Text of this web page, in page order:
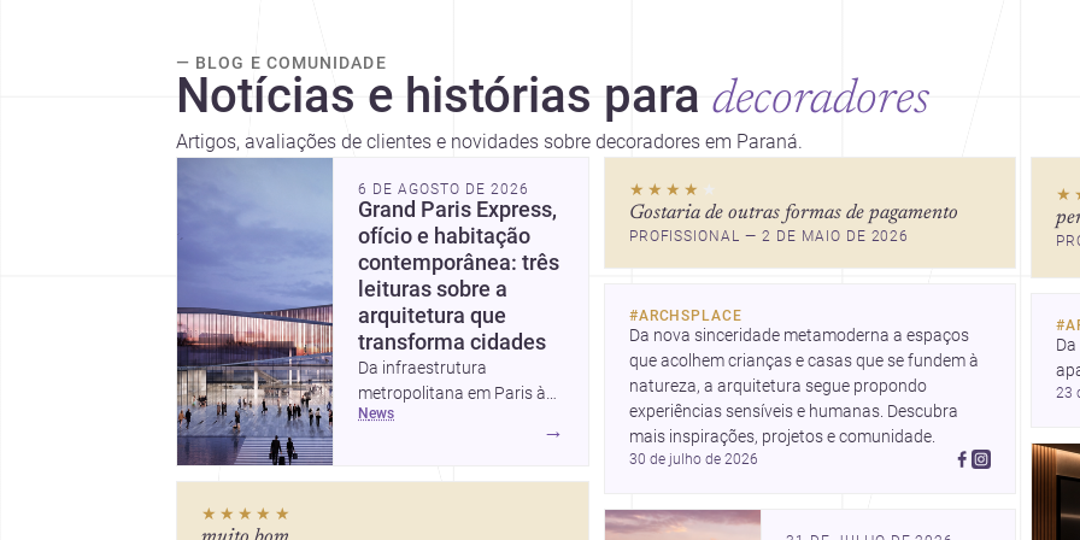
— BLOG E COMUNIDADE
Notícias e histórias para decoradores
Artigos, avaliações de clientes e novidades sobre decoradores em Paraná.
6 DE AGOSTO DE 2026
Grand Paris Express,
ofício e habitação
contemporânea: três
leituras sobre a
arquitetura que
transforma cidades
Da infraestrutura
metropolitana em Paris à
valorização do fazer
artesanal e à casa elevada
news
→
★★★★★
★★★★ ★
Gostaria de outras formas de pagamento
PROFISSIONAL — 2 DE MAIO DE 2026
#ARCHSPLACE
Da nova sinceridade metamoderna a espaços
que acolhem crianças e casas que se fundem à
natureza, a arquitetura segue propondo
experiências sensíveis e humanas. Descubra
mais inspirações, projetos e comunidade.
30 de julho de 2026
#
e
23